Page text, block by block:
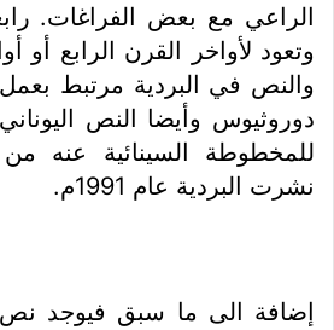
وتعود لأواخر القرن الرابع أو
والنص في البردية مرتبط
دوروثيوس وأيضا النص
للمخطوطة السينائية عنه
نشرت البردية عام 1991م.
إضافة الى ما سبق فيوجد